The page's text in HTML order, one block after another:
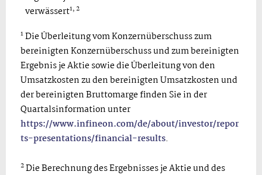
verwässert1, 2
1Die Überleitung vom Konzernüberschuss zum
bereinigten Konzernüberschuss und zum bereinigten
Ergebnis je Aktie sowie die Überleitung von den
Umsatzkosten zu den bereinigten Umsatzkosten und
der bereinigten Bruttomarge finden Sie in der
Quartalsinformation unter
https://www.infineon.com/de/about/investor/repor
ts-presentations/financial-results.
2Die Berechnung des Ergebnisses je Aktie und des